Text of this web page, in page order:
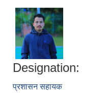
Designation:
प्रशासन सहायक